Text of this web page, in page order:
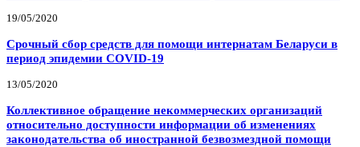
19/05/2020
Срочный сбор средств для помощи интернатам Беларуси в
период эпидемии COVID-19
13/05/2020
Коллективное обращение некоммерческих организаций
относительно доступности информации об изменениях
законодательства об иностранной безвозмездной помощи